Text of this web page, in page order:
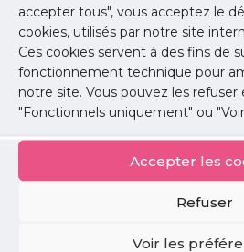
accepter tous", vous acceptez le
cookies, utilisés par notre site
Ces cookies servent à des fins de
fonctionnement technique pour
notre site. Vous pouvez les refuser
"Fonctionnels uniquement" ou
Accepter les
Refuser
Voir les
SOSQR Global a été fournie au
des Jeux Olympiques qui va la
Village Olympique et sur les 200
des Jeux Olympiques et
qu’à l’AP-HP où elle va d’être
des Jeux dans les services
référents pour les Jeux
Hôpital Avicenne, Hôpital Bichat,
Hôpital Européen Georges
l’échange rapide et précis entre
soignant d’informations non